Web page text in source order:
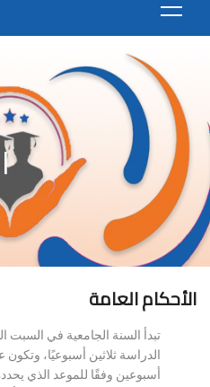
الأحكام العامة
تبدأ السنة الجامعية في السبت
الدراسة ثلاثين أسبوعيًا،
أسبوعين وفقًا للموعد الذي